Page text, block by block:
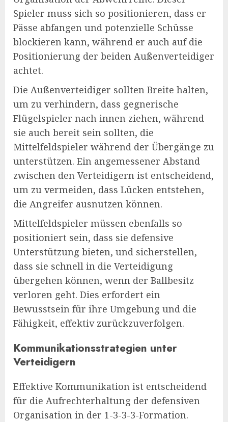
Spieler muss sich so positionieren, dass er
Pässe abfangen und potenzielle Schüsse
blockieren kann, während er auch auf die
Positionierung der beiden Außenverteidiger
achtet.
Die Außenverteidiger sollten Breite halten,
um zu verhindern, dass gegnerische
Flügelspieler nach innen ziehen, während
sie auch bereit sein sollten, die
Mittelfeldspieler während der Übergänge zu
unterstützen. Ein angemessener Abstand
zwischen den Verteidigern ist entscheidend,
um zu vermeiden, dass Lücken entstehen,
die Angreifer ausnutzen können.
Mittelfeldspieler müssen ebenfalls so
positioniert sein, dass sie defensive
Unterstützung bieten, und sicherstellen,
dass sie schnell in die Verteidigung
übergehen können, wenn der Ballbesitz
verloren geht. Dies erfordert ein
Bewusstsein für ihre Umgebung und die
Fähigkeit, effektiv zurückzuverfolgen.
Kommunikationsstrategien unter
Verteidigern
Effektive Kommunikation ist entscheidend
für die Aufrechterhaltung der defensiven
Organisation in der 1-3-3-3-Formation.